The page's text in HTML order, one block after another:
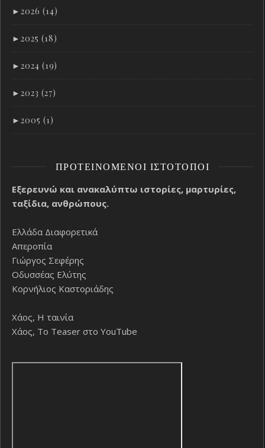
► 2026 (14)
► 2025 (18)
► 2024 (19)
► 2023 (27)
► 2005 (1)
ΠΡΟΤΕΙΝΌΜΕΝΟΙ ΙΣΤΌΤΟΠΟΙ
Εξερευνώ και ανακαλύπτω ιστορίες, μαρτυρίες,
ταξίδια, ανθρώπους.
Ελλάδα Διαφορετικά
Απεροπία
Γιώργος Σεφέρης
Οδυσσέας Ελύτης
Κορνήλιος Καστοριάδης
Χάος, Η ταινία
Χάος, Το Teaser στο YouTube